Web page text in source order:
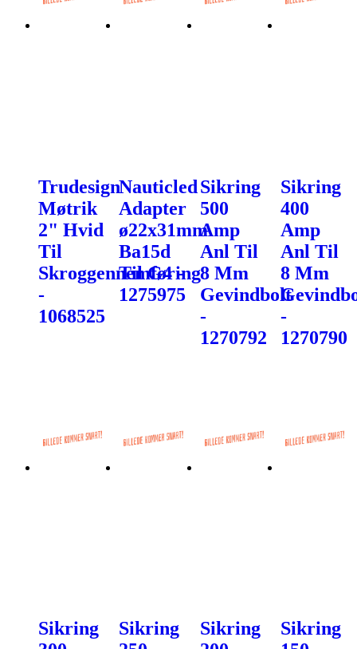
Trudesign
Møtrik
2" Hvid
Til
Skroggennemføring
-
1068525
Nauticled
Adapter
ø22x31mm
Ba15d
Til G4 -
1275975
Sikring
500
Amp
Anl Til
8 Mm
Gevindbolt
-
1270792
Sikring
400
Amp
Anl Til
8 Mm
-
1270790
Sikring
Sikring
Sikring
Sikring